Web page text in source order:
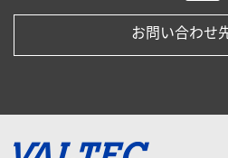
お問い合わせ